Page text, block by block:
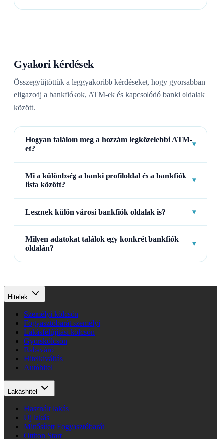
Gyakori kérdések
Összegyűjtöttük a leggyakoribb kérdéseket, hogy gyorsabban
eligazodj a bankfiókok, ATM-ek és kapcsolódó banki oldalak
között.
Hogyan találom meg a hozzám legközelebbi ATM-
et?
▾
Mi a különbség a banki profiloldal és a bankfiók
lista között?
▾
Lesznek külön városi bankfiók oldalak is? ▾
Milyen adatokat találok egy konkrét bankfiók
oldalán?
▾
Hitelek
Személyi kölcsön
Fogyasztóbarát személyi
Lakásfelújítási kölcsön
Gyorskölcsön
Babaváró
Hitelkiváltás
Autóhitel
Lakáshitel
Használt lakás
Új lakás
Minősített Fogyasztóbarát
Otthon Start